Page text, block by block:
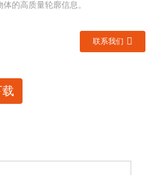
体的高质量轮廓信息。
联系我们